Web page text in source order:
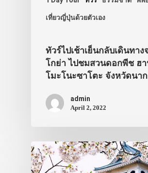
เที่ยวญี่ปุ่นด้วยตัวเอง
ทัวร์ไปเช้าเย็นกลับเดินทาง
โกย่า ไปชมสวนดอกพีช ฮ
โมะโนะซาโตะ จังหวัดนา
admin
April 2, 2022